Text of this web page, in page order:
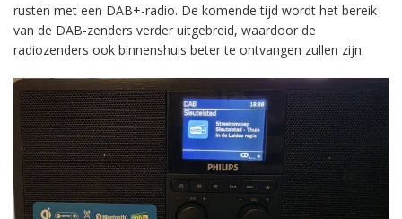
rusten met een DAB+-radio. De komende tijd wordt het bereik
van de DAB-zenders verder uitgebreid, waardoor de
radiozenders ook binnenshuis beter te ontvangen zullen zijn.